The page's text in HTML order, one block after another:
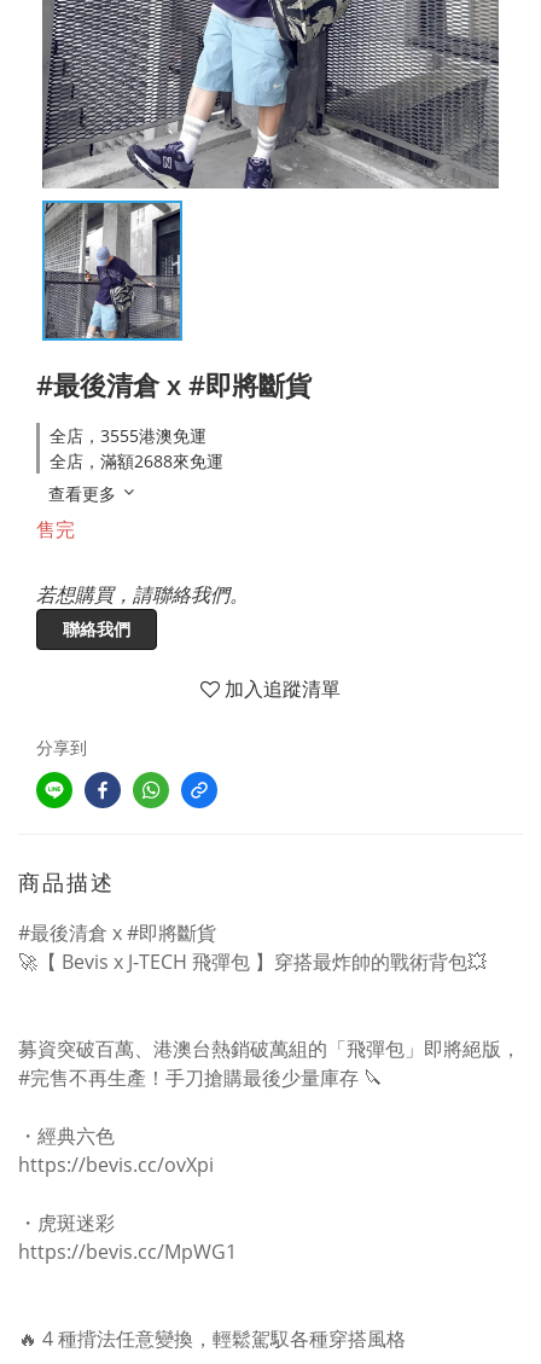
#最後清倉 x #即將斷貨
全店，3555港澳免運
全店，滿額2688來免運
查看更多
售完
若想購買，請聯絡我們。
聯絡我們
加入追蹤清單
分享到
商品描述
#最後清倉 x #即將斷貨
🚀【 Bevis x J-TECH 飛彈包 】穿搭最炸帥的戰術背包💥
募資突破百萬、港澳台熱銷破萬組的「飛彈包」即將絕版，
#完售不再生產！手刀搶購最後少量庫存 🔪
・經典六色
https://bevis.cc/ovXpi
・虎斑迷彩
https://bevis.cc/MpWG1
🔥 4 種揹法任意變換，輕鬆駕馭各種穿搭風格